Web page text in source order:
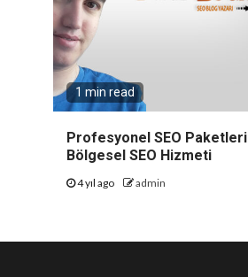
1 min read
Profesyonel SEO Paketleri
Bölgesel SEO Hizmeti
4 yıl ago admin